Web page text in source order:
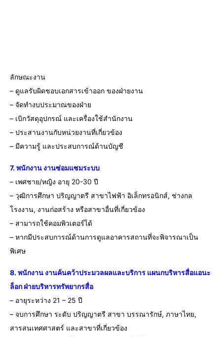
ลักษณะงาน
– ดูแลรับผิดชอบเอกสารเข้าออก ของฝ่ายงาน
– จัดทำงบประมาณของฝ่าย
– เบิกวัสดุอุปกรณ์ และเครื่องใช้สำนักงาน
– ประสานงานกับหน่วยงานที่เกี่ยวข้อง
– มีความรู้ และประสบการณ์ด้านบัญชี
7. พนักงาน งานซ่อมแซมระบบ
– เพศชาย/หญิง อายุ 20-30 ปี
– วุฒิการศึกษา ปริญญาตรี สาขาไฟฟ้า อิเล็กทรอนิกส์, ช่างกล
โรงงาน, งานก่อสร้าง หรือสาขาอื่นที่เกี่ยวข้อง
– สามารถใช้คอมพิวเตอร์ได้
– หากมีประสบการณ์ด้านการดูแลอาคารสถานที่จะพิจารณาเป็น
พิเศษ
8. พนักงาน งานค้นคว้าประมวลผลและบริการ แผนกบริหารสื่อแอนะ
ล็อก ฝ่ายบริหารทรัพยากรสื่อ
– อายุระหว่าง 21 – 25 ปี
– จบการศึกษา ระดับ ปริญญาตรี สาขา บรรณารักษ์, ภาษาไทย,
สารสนเทศศาสตร์ และสาขาที่เกี่ยวข้อง